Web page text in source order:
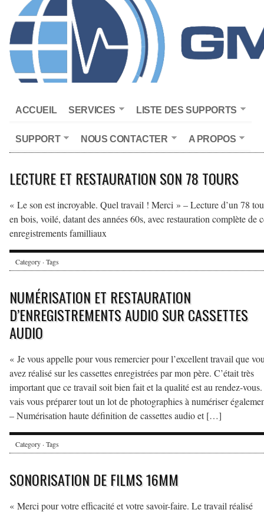
ACCUEIL SERVICES LISTE DES SUPPORTS
SUPPORT NOUS CONTACTER A PROPOS
LECTURE ET RESTAURATION SON 78 TOURS
« Le son est incroyable. Quel travail ! Merci » – Lecture d’un 78
en bois, voilé, datant des années 60s, avec restauration complète de
enregistrements familliaux
Category · Tags
NUMÉRISATION ET RESTAURATION
D’ENREGISTREMENTS AUDIO SUR CASSETTES
AUDIO
« Je vous appelle pour vous remercier pour l’excellent travail que
avez réalisé sur les cassettes enregistrées par mon père. C’était très
important que ce travail soit bien fait et la qualité est au rendez-vous.
vais vous préparer tout un lot de photographies à numériser
– Numérisation haute définition de cassettes audio et […]
Category · Tags
SONORISATION DE FILMS 16MM
« Merci pour votre efficacité et votre savoir-faire. Le travail réalisé